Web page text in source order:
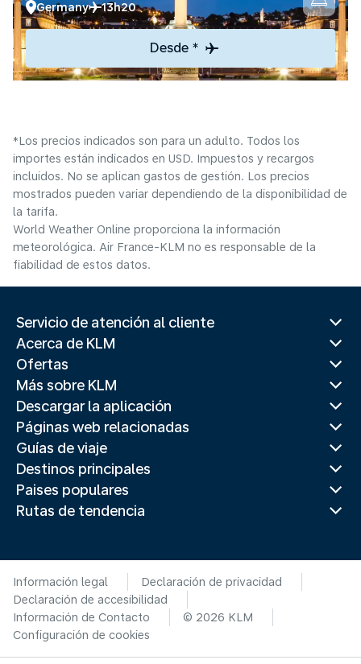
Germany 13h20
Desde *
*Los precios indicados son para un adulto. Todos los
importes están indicados en USD. Impuestos y recargos
incluidos. No se aplican gastos de gestión. Los precios
mostrados pueden variar dependiendo de la disponibilidad de
la tarifa.
World Weather Online proporciona la información
meteorológica. Air France-KLM no es responsable de la
fiabilidad de estos datos.
Servicio de atención al cliente
Acerca de KLM
Ofertas
Más sobre KLM
Descargar la aplicación
Páginas web relacionadas
Guías de viaje
Destinos principales
Paises populares
Rutas de tendencia
Información legal
Declaración de privacidad
Declaración de accesibilidad
Información de Contacto
© 2026 KLM
Configuración de cookies